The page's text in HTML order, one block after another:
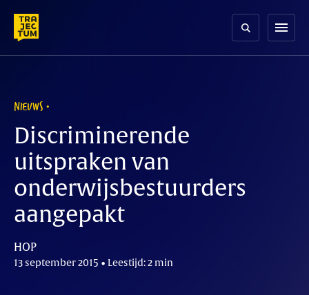
content
menu
NIEUWS
Discriminerende
uitspraken van
onderwijsbestuurders
aangepakt
HOP
13 september 2015 • Leestijd: 2 min